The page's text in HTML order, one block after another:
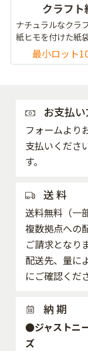
クラフト
ナチュラルなクラ
紙ヒモを付けた紙
最小ロット
お支払
フォームより
支払いくださ
す。
送 料
送料無料（一
複数拠点への
ご請求となり
配送先、量に
にご確認くだ
納 期
●ジャストニ
ズ